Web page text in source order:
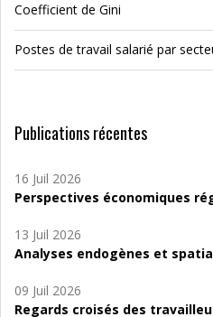
Coefficient de Gini
Postes de travail salarié par
Publications récentes
16 Juil 2026
Perspectives économiques
13 Juil 2026
Analyses endogènes et
09 Juil 2026
Regards croisés des